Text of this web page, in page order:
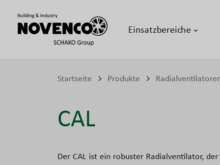
Einsatzbereiche
Startseite Produkte
CAL
Der CAL ist ein robuster Radialventilator,